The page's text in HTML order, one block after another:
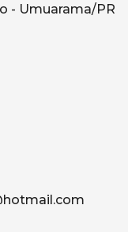
- Umuarama/PR